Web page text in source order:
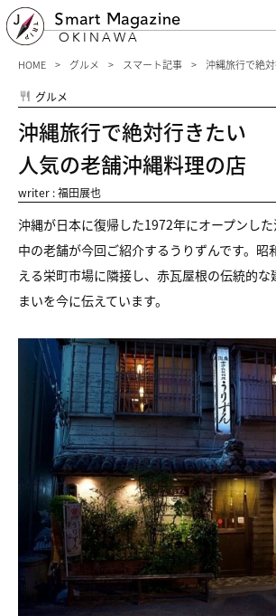
Smart Magazine
OKINAWA
HOME グルメ スマート記事 沖縄旅行で絶
グルメ
沖縄旅行で絶対行きたい
人気の老舗沖縄料理の店
writer : 福田展也
沖縄が日本に復帰した1972年にオープンした
中の老舗が今回ご紹介するうりずんです。 昭
える栄町市場に隣接し、 赤瓦屋根の伝統的
まいを今に伝えています。